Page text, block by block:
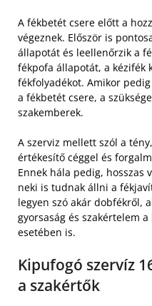
A fékbetét csere előtt a
végeznek. Először is
állapotát és leellenőrzik a
fékpofa állapotát, a kézifék
fékfolyadékot. Amikor
a fékbetét csere, a
szakemberek.
A szerviz mellett szól a
értékesítő céggel és
Ennek hála pedig, hosszas
neki is tudnak állni a
legyen szó akár dobfékről,
gyorsaság és szakértelem
esetében is.
Kipufogó szervíz
a szakértők